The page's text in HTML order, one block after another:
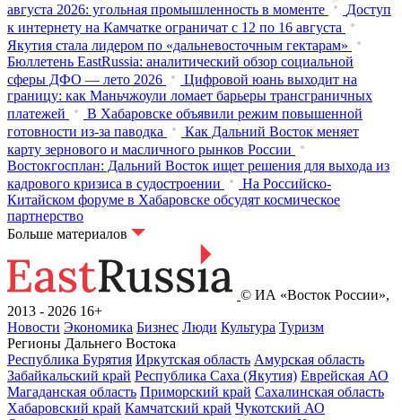
августа 2026: угольная промышленность в моменте
Доступ
к интернету на Камчатке ограничат с 12 по 16 августа
Якутия стала лидером по «дальневосточным гектарам»
Бюллетень EastRussia: аналитический обзор социальной
сферы ДФО — лето 2026
Цифровой юань выходит на
границу: как Маньчжоули ломает барьеры трансграничных
платежей
В Хабаровске объявили режим повышенной
готовности из‑за паводка
Как Дальний Восток меняет
карту зернового и масличного рынков России
Востокгосплан: Дальний Восток ищет решения для выхода из
кадрового кризиса в судостроении
На Российско-
Китайском форуме в Хабаровске обсудят космическое
партнерство
Больше материалов
© ИА «Восток России»,
2013 - 2026 16+
Новости Экономика Бизнес Люди Культура Туризм
Регионы Дальнего Востока
Республика Бурятия Иркутская область Амурская область
Забайкальский край Республика Саха (Якутия) Еврейская АО
Магаданская область Приморский край Сахалинская область
Хабаровский край Камчатский край Чукотский АО